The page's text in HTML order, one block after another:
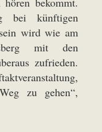
bei künftigen
wird wie am
mit den
zufrieden.
zu gehen“,